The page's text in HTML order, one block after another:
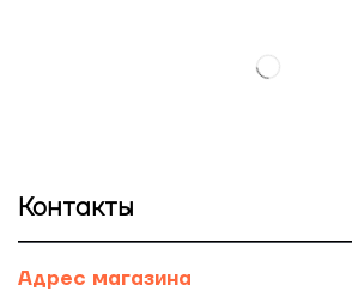
Контакты
Адрес магазина